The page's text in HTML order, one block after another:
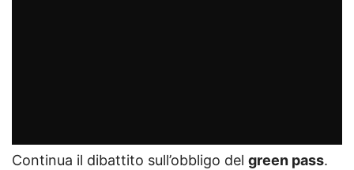
Continua il dibattito sull’obbligo del green pass.